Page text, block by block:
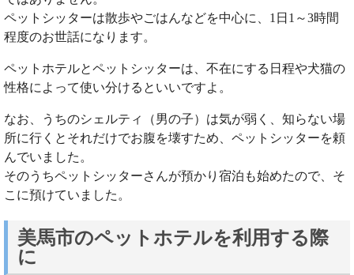
ペットシッターは散歩やごはんなどを中心に、1日1～3時間
程度のお世話になります。
ペットホテルとペットシッターは、不在にする日程や犬猫の
性格によって使い分けるといいですよ。
なお、うちのシェルティ（男の子）は気が弱く、知らない場
所に行くとそれだけでお腹を壊すため、ペットシッターを頼
んでいました。
そのうちペットシッターさんが預かり宿泊も始めたので、そ
こに預けていました。
美馬市のペットホテルを利用する際
に